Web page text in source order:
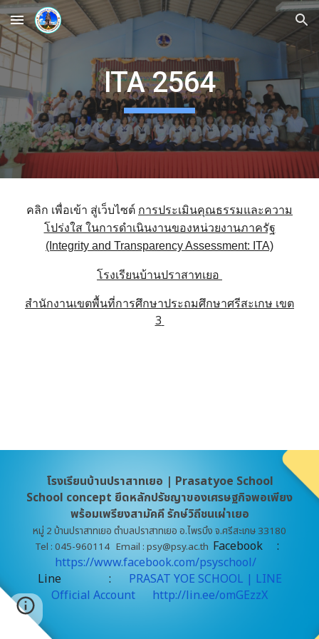
Skip to main content Skip to navigation
ITA 2564
คลิก เพื่อเข้า สู่เว็บไซต์ การประเมินคุณธรรมและความ
โปร่งใส ในการดำเนินงานของหน่วยงานภาครัฐ
(Integrity and Transparency Assessment: ITA)
โรงเรียนบ้านปราสาทเยอ
สำนักงานเขตพื้นที่การศึกษาประถมศึกษาศรีสะเกษ เขต
3
โรงเรียนบ้านปราสาทเยอ | Prasatyoe School
School concept ยึดหลักปรัชญาของเศรษฐกิจพอเพียง
พร้อมเพรียงสามัคคี ​รักษ์วิถีชนเผ่าเยอ
หมู่ 2 บ้านปราสาทเยอ ตำบลปราสาทเยอ อ.ไพรบึง จ.ศรีสะเกษ 33180
Tel : 045-960114 Email : psy@psy.ac.th Facebook :
https://www.facebook.com/psyschool/
Line
:
PRASAT YOE SCHOOL | LINE
Official Account
http://lin.ee/omGEzzX